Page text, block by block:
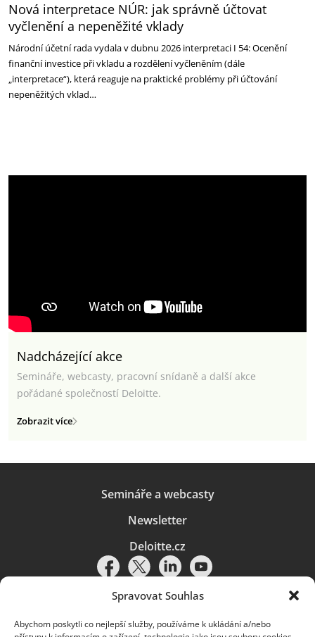
Spravovat Souhlas
Abychom poskytli co nejlepší služby, používáme k ukládání a/nebo
Nová interpretace NÚR: jak správně účtovat
vyčlenění a nepeněžité vklady
Národní účetní rada vydala v dubnu 2026 interpretaci I 54: Ocenění
finanční investice při vkladu a rozdělení vyčleněním (dále
„interpretace“), která reaguje na praktické problémy při účtování
nepeněžitých vklad…
Nadcházející akce
Semináře, webcasty, pracovní snídaně a další akce
pořádané společností Deloitte.
Zobrazit více
Semináře a webcasty
Newsletter
Deloitte.cz
Pravidla používání|Ochrana osobních údajů|Soubory cookies |